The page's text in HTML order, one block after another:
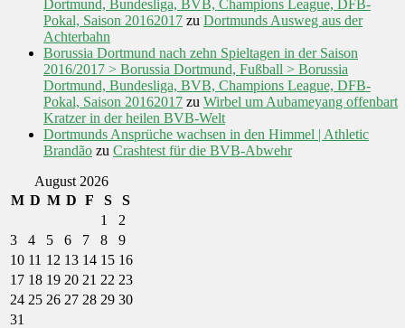
Dortmund, Bundesliga, BVB, Champions League, DFB-
Pokal, Saison 20162017 zu Dortmunds Ausweg aus der
Achterbahn
Borussia Dortmund nach zehn Spieltagen in der Saison
2016/2017 > Borussia Dortmund, Fußball > Borussia
Dortmund, Bundesliga, BVB, Champions League, DFB-
Pokal, Saison 20162017 zu Wirbel um Aubameyang offenbart
Kratzer in der heilen BVB-Welt
Dortmunds Ansprüche wachsen in den Himmel | Athletic
Brandão zu Crashtest für die BVB-Abwehr
August 2026
M D M D F S
S
1
2
3
4 5 6 7 8
9
10 11 12 13 14 15 16
17 18 19 20 21 22 23
24 25 26 27 28 29 30
31